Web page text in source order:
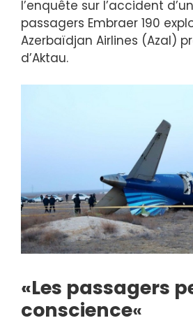
l’enquête sur l’accident
passagers Embraer 190
Azerbaïdjan Airlines (Azal)
d’Aktau.
«Les passagers
conscience«